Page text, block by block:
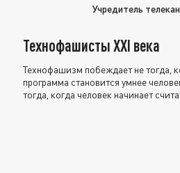
Учредитель
Технофашисты XXI века
Технофашизм побеждает не тогда,
программа становится умнее
тогда, когда человек начинает